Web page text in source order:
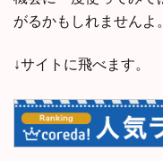
がるかもしれませんよ。
↓サイトに飛べます。